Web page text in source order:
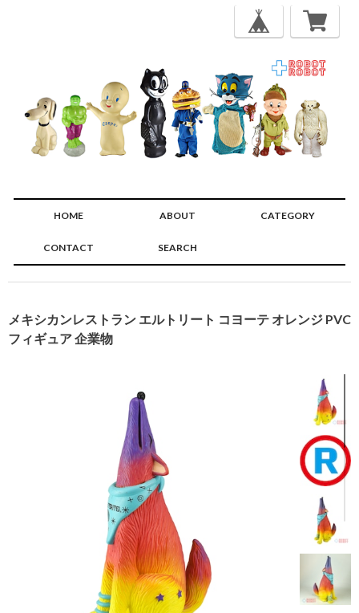
HOME ABOUT CATEGORY
CONTACT SEARCH
メキシカンレストラン エルトリート コヨーテ オレンジ PVC
フィギュア 企業物